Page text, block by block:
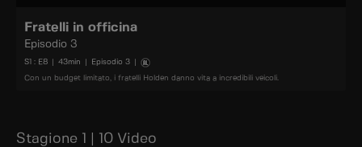
Fratelli in officina
Episodio 3
S1 : E8 43min Episodio 3
Con un budget limitato, i fratelli Holden danno vita a incredibili veicoli.
Stagione 1 | 10 Video